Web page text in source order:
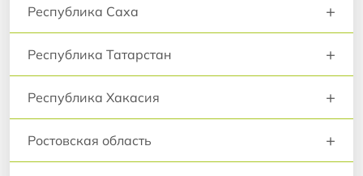
Республика Саха +
Республика Татарстан +
Республика Хакасия +
Ростовская область +